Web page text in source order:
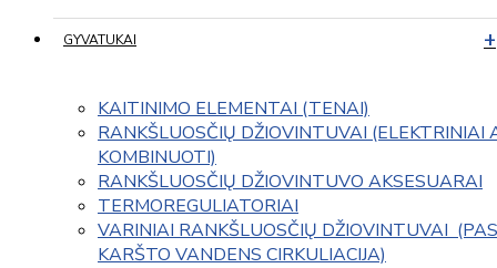
GYVATUKAI
KAITINIMO ELEMENTAI (TENAI)
RANKŠLUOSČIŲ DŽIOVINTUVAI (ELEKTRINIAI
KOMBINUOTI)
RANKŠLUOSČIŲ DŽIOVINTUVO AKSESUARAI
TERMOREGULIATORIAI
VARINIAI RANKŠLUOSČIŲ DŽIOVINTUVAI
KARŠTO VANDENS CIRKULIACIJA)